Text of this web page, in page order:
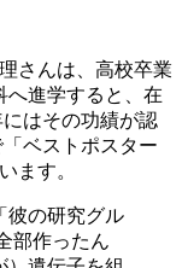
さんは、高校卒業
へ進学すると、在
はその功績が認
ベストポスター
ます。
彼の研究グル
部作ったん